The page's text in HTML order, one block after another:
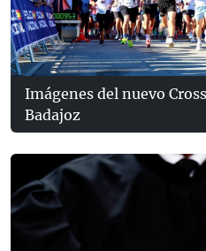
Imágenes del nuevo
Badajoz